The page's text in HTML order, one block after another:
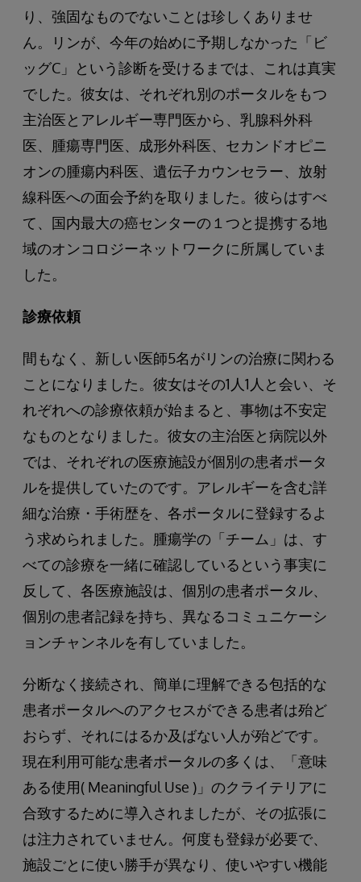
り、強固なものでないことは珍しくありませ
ん。リンが、今年の始めに予期しなかった「ビ
ッグC」という診断を受けるまでは、これは真実
でした。彼女は、それぞれ別のポータルをもつ
主治医とアレルギー専門医から、乳腺科外科
医、腫瘍専門医、成形外科医、セカンドオピニ
オンの腫瘍内科医、遺伝子カウンセラー、放射
線科医への面会予約を取りました。彼らはすべ
て、国内最大の癌センターの１つと提携する地
域のオンコロジーネットワークに所属していま
した。
診療依頼
間もなく、新しい医師5名がリンの治療に関わる
ことになりました。彼女はその1人1人と会い、そ
れぞれへの診療依頼が始まると、事物は不安定
なものとなりました。彼女の主治医と病院以外
では、それぞれの医療施設が個別の患者ポータ
ルを提供していたのです。アレルギーを含む詳
細な治療・手術歴を、各ポータルに登録するよ
う求められました。腫瘍学の「チーム」は、す
べての診療を一緒に確認しているという事実に
反して、各医療施設は、個別の患者ポータル、
個別の患者記録を持ち、異なるコミュニケーシ
ョンチャンネルを有していました。
分断なく接続され、簡単に理解できる包括的な
患者ポータルへのアクセスができる患者は殆ど
おらず、それにはるか及ばない人が殆どです。
現在利用可能な患者ポータルの多くは、「意味
ある使用( Meaningful Use )」のクライテリアに
合致するために導入されましたが、その拡張に
は注力されていません。何度も登録が必要で、
施設ごとに使い勝手が異なり、使いやすい機能